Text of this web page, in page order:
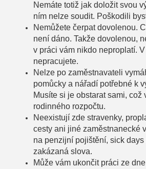
Nemáte totiž jak doložit svou
ním nelze soudit. Poškodili
Nemůžete čerpat dovolenou.
není dáno. Takže dovolenou,
v práci vám nikdo neproplatí.
nepracujete.
Nelze po zaměstnavateli
pomůcky a nářadí potřebné k
Musíte si je obstarat sami, což
rodinného rozpočtu.
Neexistují zde stravenky,
cesty ani jiné zaměstnanecké
na penzijní pojištění, sick days
zakázaná slova.
Může vám ukončit práci ze